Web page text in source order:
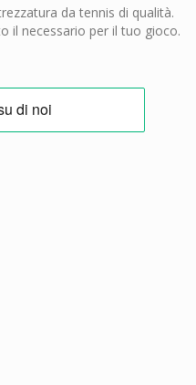
da tennis di qualità.
il necessario per il tuo gioco.